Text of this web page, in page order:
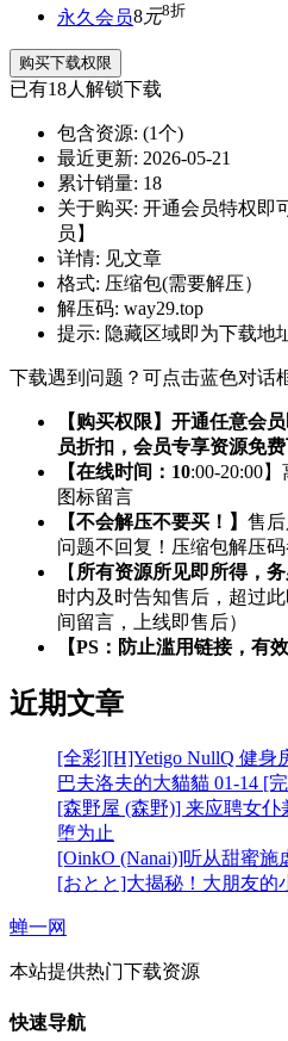
永久会员8元8折
购买下载权限
已有18人解锁下载
包含资源: (1个)
最近更新: 2026-05-21
累计销量: 18
关于购买: 开通会员特权即
员】
详情: 见文章
格式: 压缩包(需要解压）
解压码: way29.top
提示: 隐藏区域即为下载地
下载遇到问题？可点击蓝色对话
【购买权限】开通任意会
员折扣，会员专享资源免
【在线时间：10:00-20:00
图标留言
【不会解压不要买！】 售
问题不回复！压缩包解压码
【 所有资源所见即所得，
时内及时告知售后，超过
间留言，上线即售后）
【PS：防止滥用链接，有
近期文章
[全彩][H]Yetigo NullQ 健身
巴夫洛夫的大貓貓 01-14 [
[森野屋 (森野)] 来应聘女仆
堕为止
[OinkO (Nanai)]听从甜蜜
[おとと]大揭秘！大朋友的
蝉一网
本站提供热门下载资源
快速导航